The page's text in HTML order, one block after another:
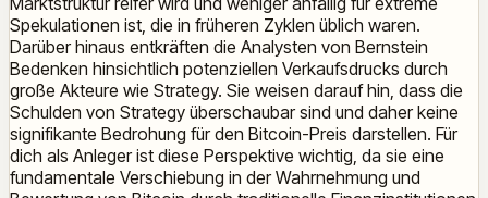
Spekulationen ist, die in früheren Zyklen üblich waren.
Darüber hinaus entkräften die Analysten von Bernstein
Bedenken hinsichtlich potenziellen Verkaufsdrucks durch
große Akteure wie Strategy. Sie weisen darauf hin, dass die
Schulden von Strategy überschaubar sind und daher keine
signifikante Bedrohung für den Bitcoin-Preis darstellen. Für
dich als Anleger ist diese Perspektive wichtig, da sie eine
fundamentale Verschiebung in der Wahrnehmung und